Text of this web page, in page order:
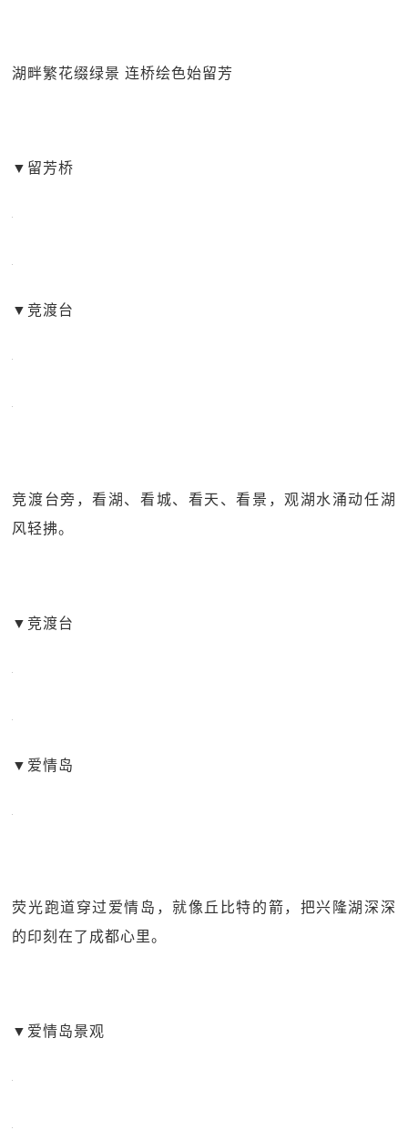
湖畔繁花缀绿景 连桥绘色始留芳
▼ 留芳桥
▼竞渡台
竞渡台旁，看湖、看城、看天、看景，观湖水涌动任湖
风轻拂。
▼竞渡台
▼ 爱情岛
荧光跑道穿过爱情岛，就像丘比特的箭，把兴隆湖深深
的印刻在了成都心里。
▼ 爱情岛景观